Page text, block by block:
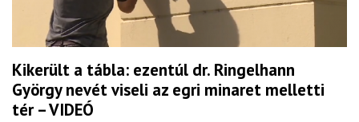
Kikerült a tábla: ezentúl dr. Ringelhann
György nevét viseli az egri minaret melletti
tér – VIDEÓ